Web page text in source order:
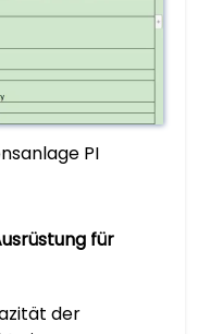
PI
für
der